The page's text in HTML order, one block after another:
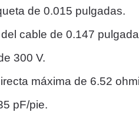
de 0.015 pulgadas.
cable de 0.147
300 V.
máxima de 6.52
pF/pie.